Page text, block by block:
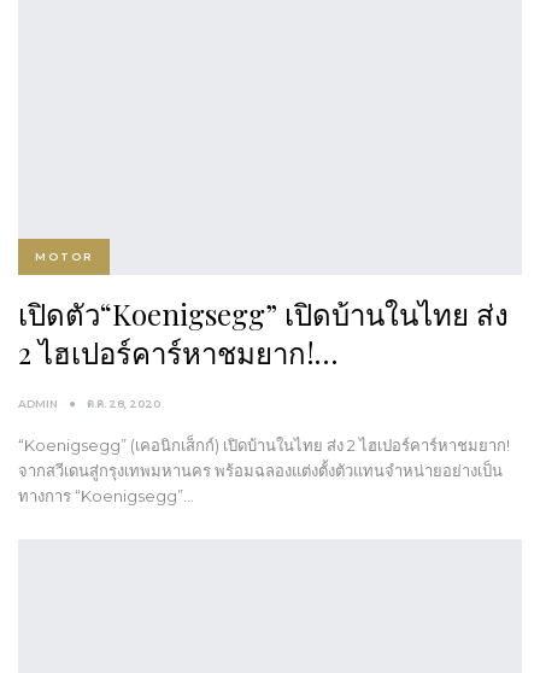
MOTOR
เปิดตัว“Koenigsegg” เปิดบ้านในไทย ส่ง
2 ไฮเปอร์คาร์หาชมยาก!…
ADMIN ต.ค. 28, 2020
“Koenigsegg” (เคอนิกเส็กก์) เปิดบ้านในไทย ส่ง 2 ไฮเปอร์คาร์หาชมยาก!
จากสวีเดนสู่กรุงเทพมหานคร พร้อมฉลองแต่งตั้งตัวแทนจำหน่ายอย่างเป็น
ทางการ “Koenigsegg”…